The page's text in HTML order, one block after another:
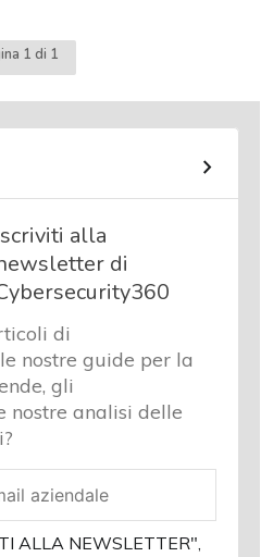
1 di 1
alla
di
di
nostre guide per la
gli
nostre analisi delle
ALLA NEWSLETTER",